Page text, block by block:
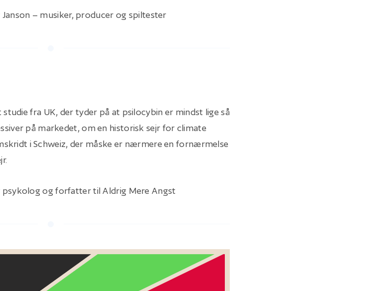
– musiker, producer og spiltester
fra UK, der tyder på at psilocybin er mindst lige så
på markedet, om en historisk sejr for climate
i Schweiz, der måske er nærmere en fornærmelse
og forfatter til Aldrig Mere Angst